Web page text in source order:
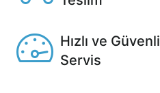
Hızlı ve Güvenli
Servis